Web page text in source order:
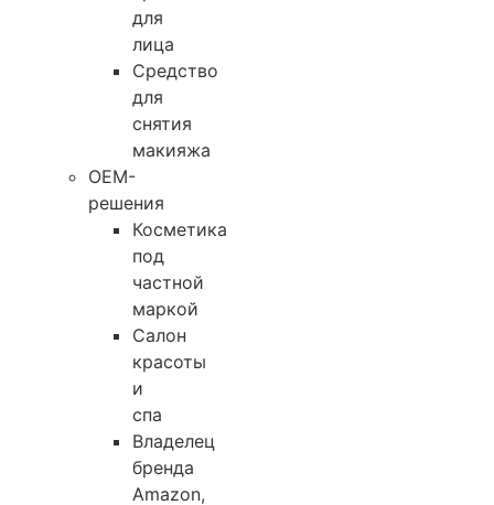
для
лица
Средство
для
снятия
макияжа
OEM-
решения
Косметика
под
частной
маркой
Салон
красоты
и
спа
Владелец
бренда
Amazon,